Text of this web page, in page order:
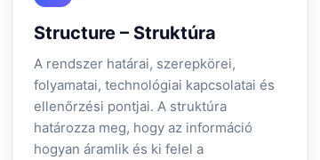
Structure – Struktúra
A rendszer határai, szerepkörei,
folyamatai, technológiai kapcsolatai és
ellenőrzési pontjai. A struktúra
határozza meg, hogy az információ
hogyan áramlik és ki felel a